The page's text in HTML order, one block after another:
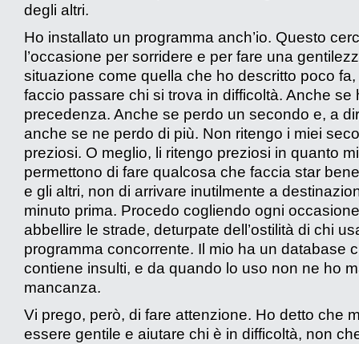
degli altri.
Ho installato un programma anch’io. Questo
l’occasione per sorridere e per fare una
situazione come quella che ho descritto poco fa,
faccio passare chi si trova in difficoltà. Anche se
precedenza. Anche se perdo un secondo e, a
anche se ne perdo di più. Non ritengo i miei
preziosi. O meglio, li ritengo preziosi in quanto mi
permettono di fare qualcosa che faccia star
e gli altri, non di arrivare inutilmente a
minuto prima. Procedo cogliendo ogni
abbellire le strade, deturpate dell’ostilità di chi
programma concorrente. Il mio ha un database
contiene insulti, e da quando lo uso non ne ho
mancanza.
Vi prego, però, di fare attenzione. Ho detto che
essere gentile e aiutare chi è in difficoltà, non